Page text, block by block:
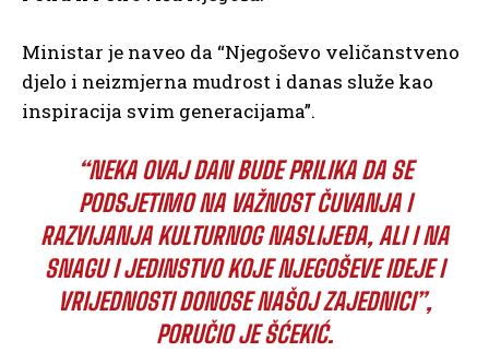
Ministar je naveo da “Njegoševo veličanstveno
djelo i neizmjerna mudrost i danas služe kao
inspiracija svim generacijama”.
“NEKA OVAJ DAN BUDE PRILIKA DA SE
PODSJETIMO NA VAŽNOST ČUVANJA I
RAZVIJANJA KULTURNOG NASLIJEĐA, ALI I NA
SNAGU I JEDINSTVO KOJE NJEGOŠEVE IDEJE I
VRIJEDNOSTI DONOSE NAŠOJ ZAJEDNICI”,
PORUČIO JE ŠĆEKIĆ.